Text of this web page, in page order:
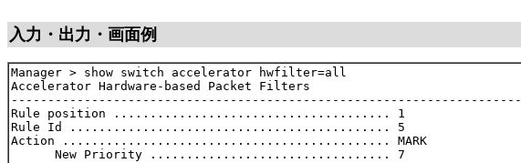
入力・出力・画面例
Manager > show switch accelerator hwfilter=all
Accelerator Hardware-based Packet Filters
----------------------------------------------------------------------
Rule position ...................................... 1
Rule Id ............................................ 5
Action ............................................. MARK
      New Priority ................................. 7